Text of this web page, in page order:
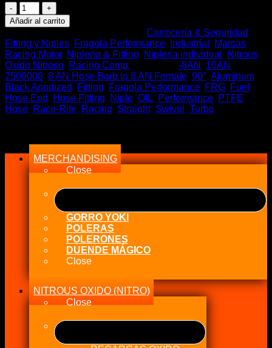
Fragola
Hose
Fitting
10AN
90°
/
8AN
Female
RACE
RITE
END
Añadir al carrito
Carrocería & Seguridad
Fitting y Niples Fragola Performance Industrial
Marcas
Racing Motor, Nipleria & Fitting Nipleria individual
Nitrous
Oxido Nitroso Racing Comp. -8AN 10AN
2509008 8 AN Hose Barb to 8 AN Female 90° Aluminum
Black Anodized
Fitting Fragola Performance FRG Fuel
Hose End
Hose Fitting Niple OIL Performance PTFE
Hose Race-Rite Racing Straight, Swivel
Turbo
MERCHANDISING
Close
GORRO YOKI
POLERAS
POLERONES
DUENDE MÁGICO
Close
NITROUS OXIDO (NITRO)
Close